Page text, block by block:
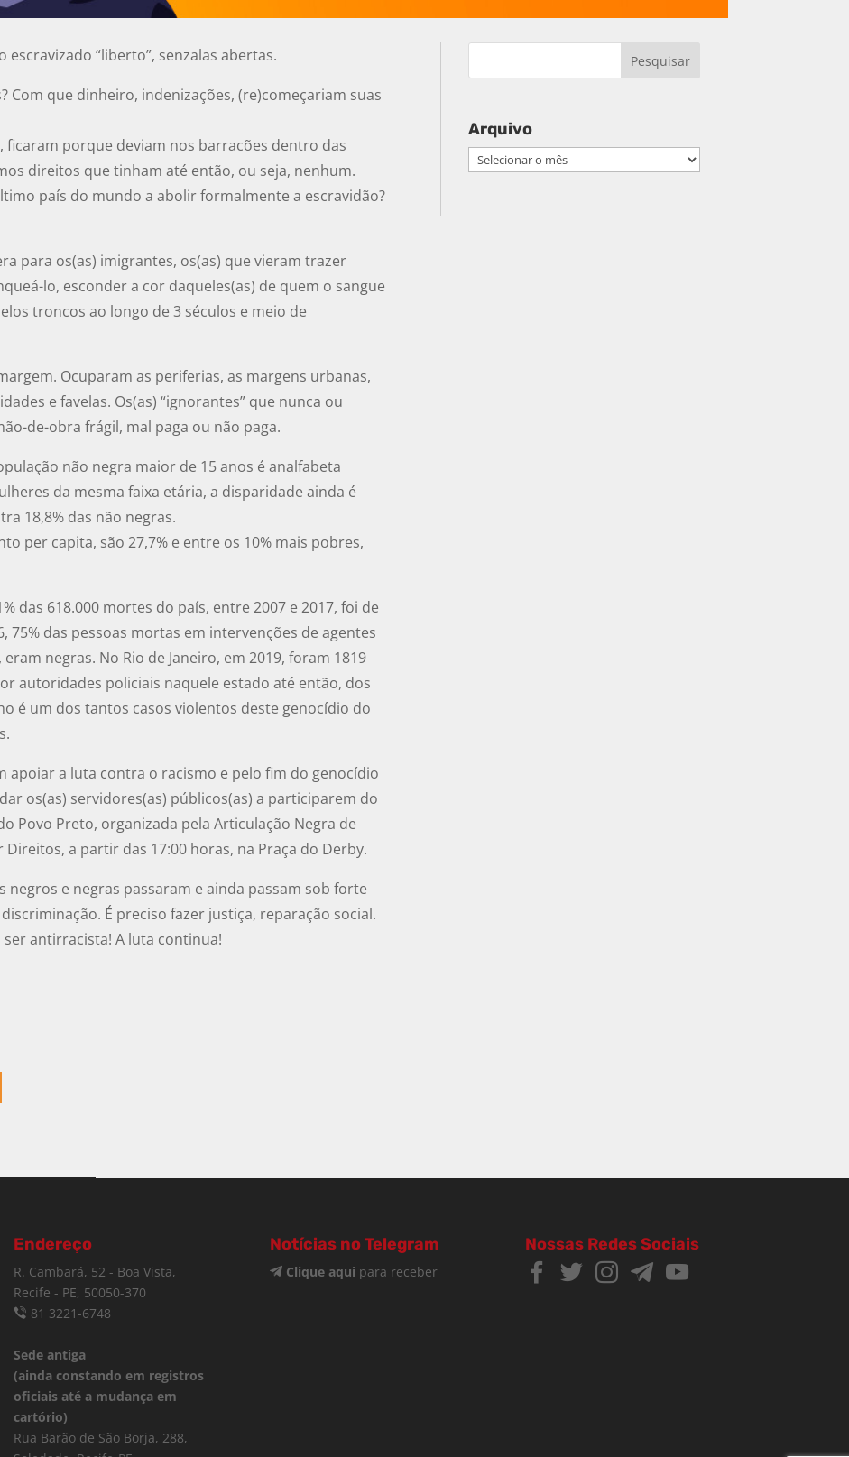
escravizado “liberto”, senzalas abertas.
Com que dinheiro, indenizações, (re)começariam suas
ficaram porque deviam nos barracões dentro das
direitos que tinham até então, ou seja, nenhum.
país do mundo a abolir formalmente a escravidão?
para os(as) imigrantes, os(as) que vieram trazer
lo, esconder a cor daqueles(as) de quem o sangue
troncos ao longo de 3 séculos e meio de
Ocuparam as periferias, as margens urbanas,
e favelas. Os(as) “ignorantes” que nunca ou
de-obra frágil, mal paga ou não paga.
não negra maior de 15 anos é analfabeta
da mesma faixa etária, a disparidade ainda é
18,8% das não negras.
per capita, são 27,7% e entre os 10% mais pobres,
das 618.000 mortes do país, entre 2007 e 2017, foi de
75% das pessoas mortas em intervenções de agentes
negras. No Rio de Janeiro, em 2019, foram 1819
autoridades policiais naquele estado até então, dos
é um dos tantos casos violentos deste genocídio do
apoiar a luta contra o racismo e pelo fim do genocídio
os(as) servidores(as) públicos(as) a participarem do
Povo Preto, organizada pela Articulação Negra de
a partir das 17:00 horas, na Praça do Derby.
negros e negras passaram e ainda passam sob forte
É preciso fazer justiça, reparação social.
antirracista! A luta continua!
Arquivo
Arquivo
Endereço
R. Cambará, 52 - Boa Vista,
Recife - PE, 50050-370
81 3221-6748
Sede antiga
(ainda constando em registros
oficiais até a mudança em
cartório)
Rua Barão de São Borja, 288,
Notícias no Telegram
Clique aqui para receber
Nossas Redes Sociais